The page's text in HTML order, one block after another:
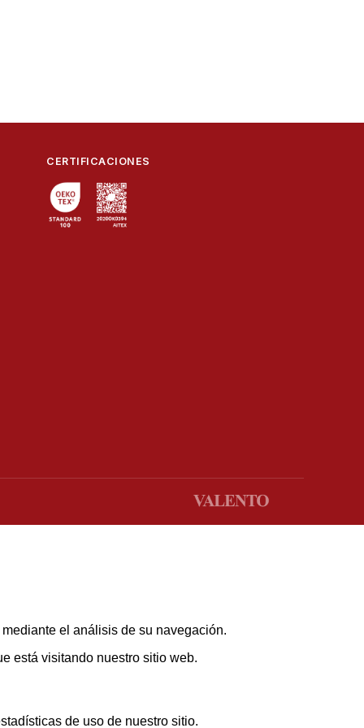
CERTIFICACIONES
el análisis de su navegación.
está visitando nuestro sitio web.
de uso de nuestro sitio.